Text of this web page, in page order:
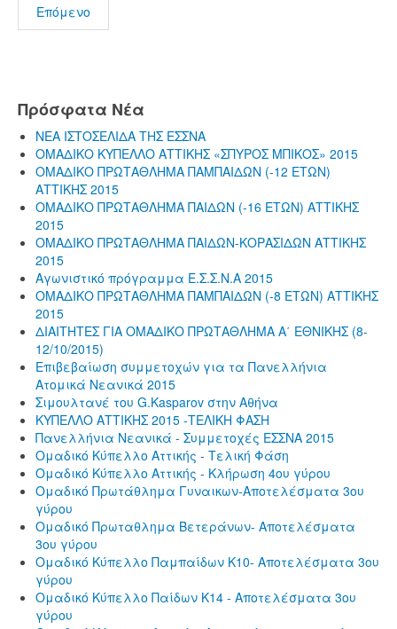
Επόμενο
Πρόσφατα Νέα
ΝΕΑ ΙΣΤΟΣΕΛΙΔΑ ΤΗΣ ΕΣΣΝΑ
ΟΜΑΔΙΚΟ ΚΥΠΕΛΛΟ ΑΤΤΙΚΗΣ «ΣΠΥΡΟΣ ΜΠΙΚΟΣ» 2015
ΟΜΑΔΙΚΟ ΠΡΩΤΑΘΛΗΜΑ ΠΑΜΠΑΙΔΩΝ (-12 ΕΤΩΝ)
ΑΤΤΙΚΗΣ 2015
ΟΜΑΔΙΚΟ ΠΡΩΤΑΘΛΗΜΑ ΠΑΙΔΩΝ (-16 ΕΤΩΝ) ΑΤΤΙΚΗΣ
2015
ΟΜΑΔΙΚΟ ΠΡΩΤΑΘΛΗΜΑ ΠΑΙΔΩΝ-ΚΟΡΑΣΙΔΩΝ ΑΤΤΙΚΗΣ
2015
Αγωνιστικό πρόγραμμα Ε.Σ.Σ.Ν.Α 2015
ΟΜΑΔΙΚΟ ΠΡΩΤΑΘΛΗΜΑ ΠΑΜΠΑΙΔΩΝ (-8 ΕΤΩΝ) ΑΤΤΙΚΗΣ
2015
ΔΙΑΙΤΗΤΕΣ ΓΙΑ ΟΜΑΔΙΚΟ ΠΡΩΤΑΘΛΗΜΑ Α΄ ΕΘΝΙΚΗΣ (8-
12/10/2015)
Επιβεβαίωση συμμετοχών για τα Πανελλήνια
Ατομικά Νεανικά 2015
Σιμουλτανέ του G.Kasparov στην Αθήνα
ΚΥΠΕΛΛΟ ΑΤΤΙΚΗΣ 2015 -ΤΕΛΙΚΗ ΦΑΣΗ
Πανελλήνια Νεανικά - Συμμετοχές ΕΣΣΝΑ 2015
Ομαδικό Κύπελλο Αττικής - Τελική Φάση
Ομαδικό Κύπελλο Αττικής - Κλήρωση 4ου γύρου
Ομαδικό Πρωτάθλημα Γυναικων-Αποτελέσματα 3ου
γύρου
Ομαδικό Πρωταθλημα Βετεράνων- Αποτελέσματα
3ου γύρου
Ομαδικό Κύπελλο Παμπαίδων Κ10- Αποτελέσματα 3ου
γύρου
Ομαδικό Κύπελλο Παίδων Κ14 - Αποτελέσματα 3ου
γύρου